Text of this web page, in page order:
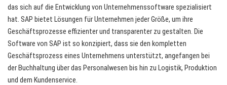
das sich auf die Entwicklung von Unternehmenssoftware spezialisiert
hat. SAP bietet Lösungen für Unternehmen jeder Größe, um ihre
Geschäftsprozesse effizienter und transparenter zu gestalten. Die
Software von SAP ist so konzipiert, dass sie den kompletten
Geschäftsprozess eines Unternehmens unterstützt, angefangen bei
der Buchhaltung über das Personalwesen bis hin zu Logistik, Produktion
und dem Kundenservice.